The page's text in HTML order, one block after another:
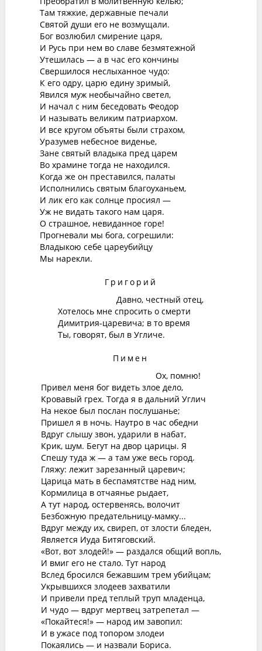
Там тяжкие, державные печали
Святой души его не возмущали.
Бог возлюбил смирение царя,
И Русь при нем во славе безмятежной
Утешилась — а в час его кончины
Свершилося неслыханное чудо:
К его одру, царю едину зримый,
Явился муж необычайно светел,
И начал с ним беседовать Феодор
И называть великим патриархом.
И все кругом объяты были страхом,
Уразумев небесное виденье,
Зане святый владыка пред царем
Во храмине тогда не находился.
Когда же он преставился, палаты
Исполнились святым благоуханьем,
И лик его как солнце просиял —
Уж не видать такого нам царя.
О страшное, невиданное горе!
Прогневали мы бога, согрешили:
Владыкою себе цареубийцу
Мы нарекли.
Григорий
Давно, честный отец,
Хотелось мне спросить о смерти
Димитрия-царевича; в то время
Ты, говорят, был в Угличе.
Пимен
Ох, помню!
Привел меня бог видеть злое дело,
Кровавый грех. Тогда я в дальний Углич
На некое был послан послушанье;
Пришел я в ночь. Наутро в час обедни
Вдруг слышу звон, ударили в набат,
Крик, шум. Бегут на двор царицы. Я
Спешу туда ж — а там уже весь город.
Гляжу: лежит зарезанный царевич;
Царица мать в беспамятстве над ним,
Кормилица в отчаянье рыдает,
А тут народ, остервенясь, волочит
Безбожную предательницу-мамку...
Вдруг между их, свиреп, от злости бледен,
Является Иуда Битяговский.
«Вот, вот злодей!» — раздался общий вопль,
И вмиг его не стало. Тут народ
Вслед бросился бежавшим трем убийцам;
Укрывшихся злодеев захватили
И привели пред теплый труп младенца,
И чудо — вдруг мертвец затрепетал —
«Покайтеся!» — народ им завопил:
И в ужасе под топором злодеи
Покаялись — и назвали Бориса.